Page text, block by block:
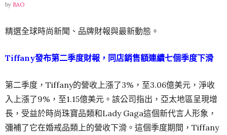
by BAO
精選全球時尚新聞、品牌財報與最新動態。
Tiffany發布第二季度財報，同店銷售額連續七個季度下滑
第二季度，Tiffany的營收上漲了3%，至3.06億美元，淨收
入上漲了9%，至1.15億美元。該公司指出，亞太地區呈現增
長，受益於時尚珠寶品類和Lady Gaga這個新代言人形象，
彌補了它在婚戒品類上的營收下滑。這個季度期間，Tiffany